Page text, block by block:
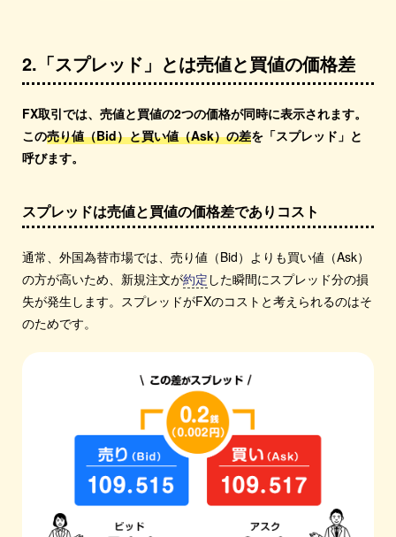
2.「スプレッド」とは売値と買値の価格差
FX取引では、売値と買値の2つの価格が同時に表示されます。
この売り値（Bid）と買い値（Ask）の差を「スプレッド」と
呼びます。
スプレッドは売値と買値の価格差でありコスト
通常、外国為替市場では、売り値（Bid）よりも買い値（Ask）
の方が高いため、新規注文が約定 した瞬間にスプレッド分の損
失が発生します。スプレッドがFXのコストと考えられるのはそ
のためです。